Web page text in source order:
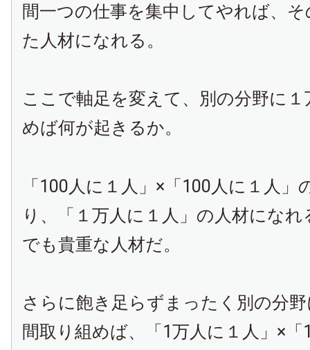
間一つの仕事を集中してやれば、
た人材になれる。
ここで軸足を変えて、別の分野に
めば何が起きるか。
「100 人に１人」×「100 人に１人」
り、「１万人に１人」の人材にな
でも貴重な人材だ。
さらに飽き足らずまったく別の分
間取り組めば、「 1万人に１人」×「